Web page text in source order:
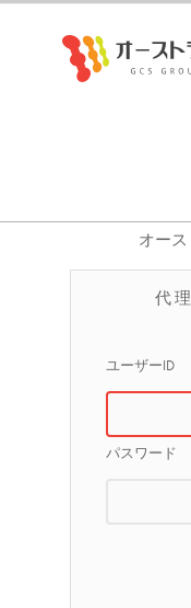
オー
代
ユーザーID
パスワード